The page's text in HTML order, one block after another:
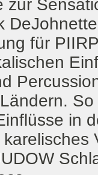
zur
für
in